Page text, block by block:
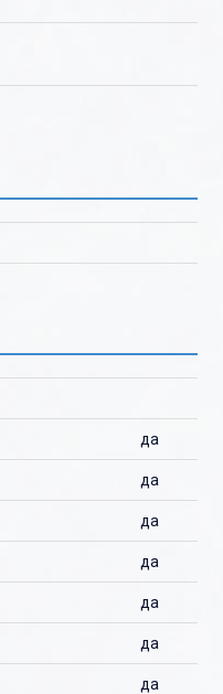
да
да
да
да
да
да
да